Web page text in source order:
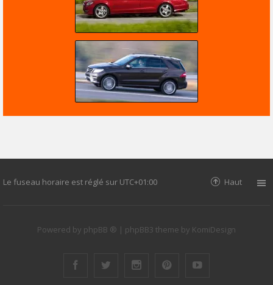
Le fuseau horaire est réglé sur UTC+01:00 Haut
Powered by phpBB ® | phpBB3 theme by KomiDesign